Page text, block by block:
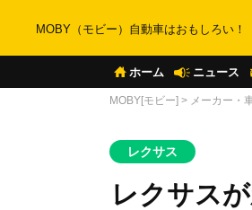
MOBY（モビー）自動車はおもしろい！
ホーム ニュース
MOBY[モビー] > メーカー・
レクサス
レクサス